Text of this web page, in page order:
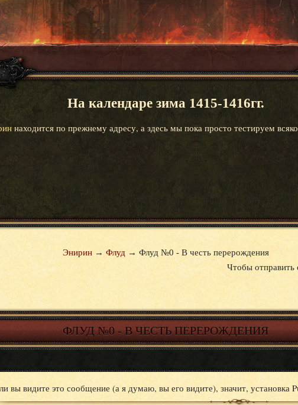
На календаре зима 1415-1416гг.
находится по прежнему адресу, а здесь мы пока просто тестируем
ФЛУД №0 - В ЧЕСТЬ ПЕРЕРОЖДЕНИЯ
Энирин → Флуд →Флуд №0 - В честь перерождения
Чтобы
вы видите это сообщение (а я думаю, вы его видите), значит,